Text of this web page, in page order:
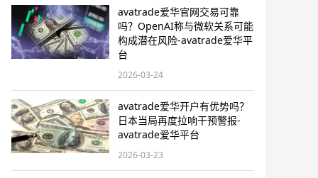
avatrade爱华官网交易可靠
吗？OpenAI称与微软关系可能
构成潜在风险-avatrade爱华平
台
2026-03-24
avatrade爱华开户有优势吗？
日本当局再度拉响干预警报​-
avatrade爱华平台
2026-03-23